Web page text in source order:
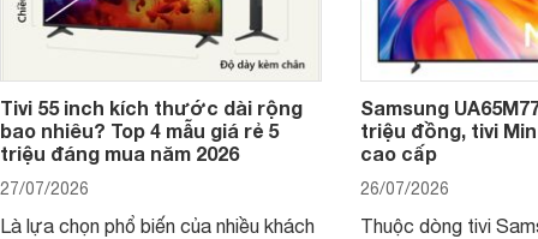
Tivi 55 inch kích thước dài rộng
bao nhiêu? Top 4 mẫu giá rẻ 5
triệu đáng mua năm 2026
27/07/2026
Là lựa chọn phổ biến của nhiều khách
Samsung
triệu đồng, tivi
cao cấp
26/07/2026
Thuộc dòng tivi